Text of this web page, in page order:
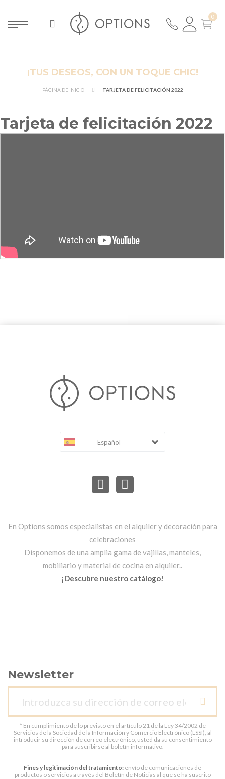
¡TUS DESEOS, CON UN TOQUE CHIC!
PÁGINA DE INICIO TARJETA DE FELICITACIÓN 2022
Tarjeta de felicitación 2022
Español
En Options somos especialistas en el alquiler y decoración para
celebraciones
Disponemos de una amplia gama de vajillas, manteles,
mobiliario y material de cocina en alquiler..
¡Descubre nuestro catálogo!
Newsletter
* En cumplimiento de lo previsto en el artículo 21 de la Ley 34/2002 de
Servicios de la Sociedad de la Información y Comercio Electrónico (LSSI), al
introducir su dirección de correo electrónico, usted da su consentimiento
para suscribirse al boletín informativo.
Fines y legitimación del tratamiento: envío de comunicaciones de
productos o servicios a través del Boletín de Noticias al que se ha suscrito